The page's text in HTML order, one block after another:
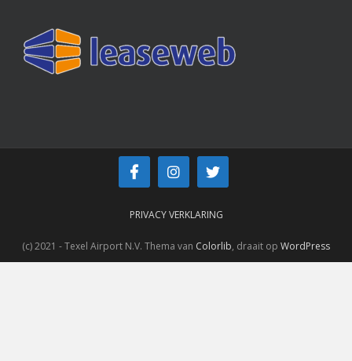
PRIVACY VERKLARING
(c) 2021 - Texel Airport N.V. Thema van Colorlib, draait op WordPress